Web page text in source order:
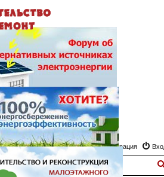
Регистрация